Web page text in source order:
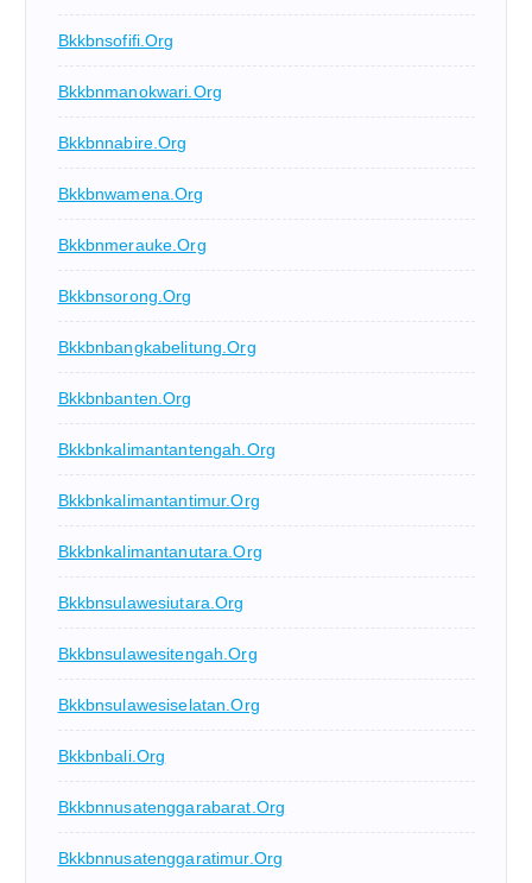
Bkkbnsofifi.org
Bkkbnmanokwari.org
Bkkbnnabire.org
Bkkbnwamena.org
Bkkbnmerauke.org
Bkkbnsorong.org
Bkkbnbangkabelitung.org
Bkkbnbanten.org
Bkkbnkalimantantengah.org
Bkkbnkalimantantimur.org
Bkkbnkalimantanutara.org
Bkkbnsulawesiutara.org
Bkkbnsulawesitengah.org
Bkkbnsulawesiselatan.org
Bkkbnbali.org
Bkkbnnusatenggarabarat.org
Bkkbnnusatenggaratimur.org